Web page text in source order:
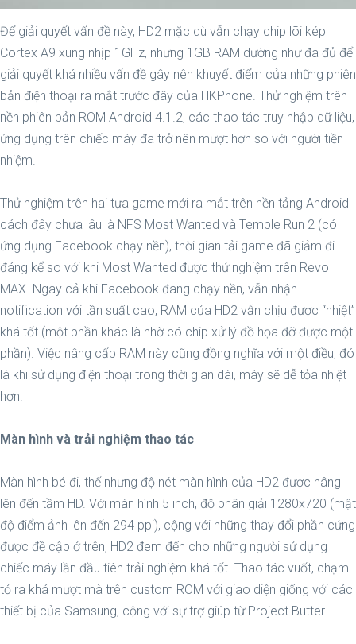
Để giải quyết vấn đề này, HD2 mặc dù vẫn chạy chip lõi kép
Cortex A9 xung nhịp 1GHz, nhưng 1GB RAM dường như đã đủ để
giải quyết khá nhiều vấn đề gây nên khuyết điểm của những phiên
bản điện thoại ra mắt trước đây của HKPhone. Thử nghiệm trên
nền phiên bản ROM Android 4.1.2, các thao tác truy nhập dữ liệu,
ứng dụng trên chiếc máy đã trở nên mượt hơn so với người tiền
nhiệm.
Thử nghiệm trên hai tựa game mới ra mắt trên nền tảng Android
cách đây chưa lâu là NFS Most Wanted và Temple Run 2 (có
ứng dụng Facebook chạy nền), thời gian tải game đã giảm đi
đáng kể so với khi Most Wanted được thử nghiệm trên Revo
MAX. Ngay cả khi Facebook đang chạy nền, vẫn nhận
notification với tần suất cao, RAM của HD2 vẫn chịu được “nhiệt”
khá tốt (một phần khác là nhờ có chip xử lý đồ họa đỡ được một
phần). Việc nâng cấp RAM này cũng đồng nghĩa với một điều, đó
là khi sử dụng điện thoại trong thời gian dài, máy sẽ dễ tỏa nhiệt
hơn.
Màn hình và trải nghiệm thao tác
Màn hình bé đi, thế nhưng độ nét màn hình của HD2 được nâng
lên đến tầm HD. Với màn hình 5 inch, độ phân giải 1280x720 (mật
độ điểm ảnh lên đến 294 ppi), cộng với những thay đổi phần cứng
được đề cập ở trên, HD2 đem đến cho những người sử dụng
chiếc máy lần đầu tiên trải nghiệm khá tốt. Thao tác vuốt, chạm
tỏ ra khá mượt mà trên custom ROM với giao diện giống với các
thiết bị của Samsung, cộng với sự trợ giúp từ Project Butter.